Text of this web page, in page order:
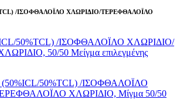
/ΙΣΟΦΘΑΛΟΪΛΟ ΧΛΩΡΙΔΙΟ/ΤΕΡΕΦΘΑΛΟΪΛΟ